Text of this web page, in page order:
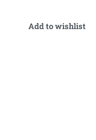
Add to wishlist